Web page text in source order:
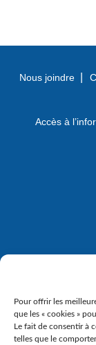
Pour offrir les
que les « cookies »
Le fait de consentir à
telles que le
Nous joindre
Accès à